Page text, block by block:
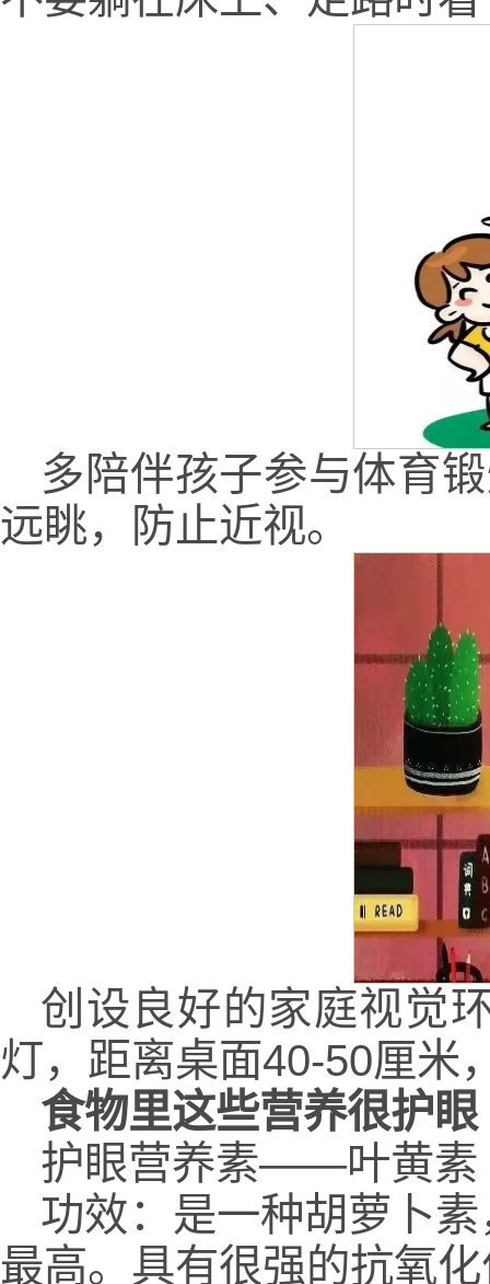
多陪伴孩子参与体育
远眺，防止近视。
创设良好的家庭视觉
灯，距离桌面40-50厘米
食物里这些营养很护眼
护眼营养素——叶黄素
功效：是一种胡萝卜
最高。具有很强的抗氧